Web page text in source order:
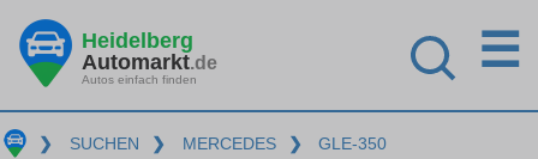
Heidelberg
Automarkt.de
Autos einfach finden
☰
❯ SUCHEN ❯ MERCEDES ❯ GLE-350